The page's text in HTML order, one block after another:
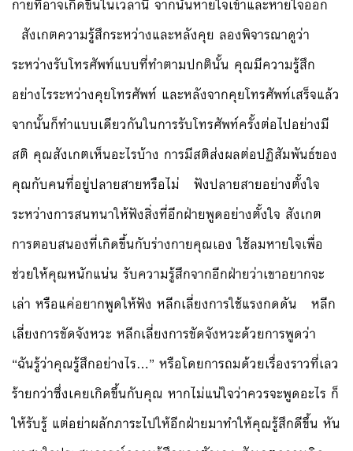
กายที่อาจเกิดขึ้นในเวลานี้ จากนั้นหายใจเข้าและหายใจออก
สังเกตความรู้สึกระหว่างและหลังคุย ลองพิจารณาดูว่า
ระหว่างรับโทรศัพท์แบบที่ทำตามปกตินั้น คุณมีความรู้สึก
อย่างไรระหว่างคุยโทรศัพท์ และหลังจากคุยโทรศัพท์เสร็จแล้ว
จากนั้นก็ทำแบบเดียวกันในการรับโทรศัพท์ครั้งต่อไปอย่างมี
สติ คุณสังเกตเห็นอะไรบ้าง การมีสติส่งผลต่อปฏิสัมพันธ์ของ
คุณกับคนที่อยู่ปลายสายหรือไม่ ฟังปลายสายอย่างตั้งใจ
ระหว่างการสนทนาให้ฟังสิ่งที่อีกฝ่ายพูดอย่างตั้งใจ สังเกต
การตอบสนองที่เกิดขึ้นกับร่างกายคุณเอง ใช้ลมหายใจเพื่อ
ช่วยให้คุณหนักแน่น รับความรู้สึกจากอีกฝ่ายว่าเขาอยากจะ
เล่า หรือแค่อยากพูดให้ฟัง หลีกเลี่ยงการใช้แรงกดดัน หลีก
เลี่ยงการขัดจังหวะ หลีกเลี่ยงการขัดจังหวะด้วยการพูดว่า
“ฉันรู้ว่าคุณรู้สึกอย่างไร…” หรือโดยการถมด้วยเรื่องราวที่เลว
ร้ายกว่าซึ่งเคยเกิดขึ้นกับคุณ หากไม่แน่ใจว่าควรจะพูดอะไร ก็
ให้รับรู้ แต่อย่าผลักภาระไปให้อีกฝ่ายมาทำให้คุณรู้สึกดีขึ้น หัน